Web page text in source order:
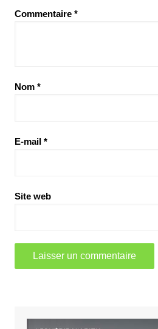
Commentaire *
Nom *
E-mail *
Site web